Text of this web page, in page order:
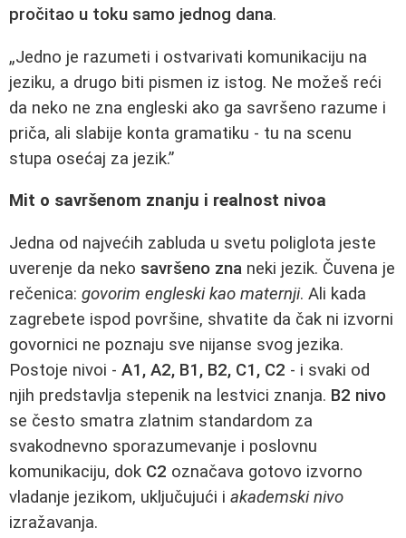
pročitao u toku samo jednog dana.
„Jedno je razumeti i ostvarivati komunikaciju na
jeziku, a drugo biti pismen iz istog. Ne možeš reći
da neko ne zna engleski ako ga savršeno razume i
priča, ali slabije konta gramatiku - tu na scenu
stupa osećaj za jezik.”
Mit o savršenom znanju i realnost nivoa
Jedna od najvećih zabluda u svetu poliglota jeste
uverenje da neko savršeno zna neki jezik. Čuvena je
rečenica: govorim engleski kao maternji. Ali kada
zagrebete ispod površine, shvatite da čak ni izvorni
govornici ne poznaju sve nijanse svog jezika.
Postoje nivoi - A1, A2, B1, B2, C1, C2 - i svaki od
njih predstavlja stepenik na lestvici znanja. B2 nivo
se često smatra zlatnim standardom za
svakodnevno sporazumevanje i poslovnu
komunikaciju, dok C2 označava gotovo izvorno
vladanje jezikom, uključujući i akademski nivo
izražavanja.